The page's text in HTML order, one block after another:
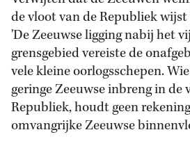
de vloot van de Republiek wijst
'De Zeeuwse ligging nabij het
grensgebied vereiste de
vele kleine oorlogsschepen.
geringe Zeeuwse inbreng in de
Republiek, houdt geen
omvangrijke Zeeuwse